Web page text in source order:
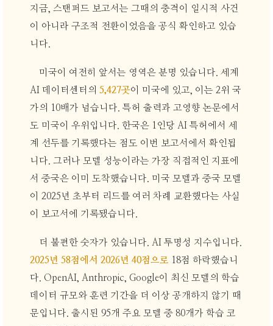
지금, 스탠퍼드 보고서는 그때의 충격이 일시적 사건
이 아니라 구조적 전환이었음을 공식 확인하고 있습
니다.
미국이 여전히 앞서는 영역은 분명 있습니다. 세계
AI 데이터센터의 5,427곳이 미국에 있고, 이는 2위 국
가의 10배가 넘습니다. 특허 출력과 고영향 논문에서
도 미국이 우위입니다. 한국은 1인당 AI 특허에서 세
계 선두를 기록했다는 점도 이번 보고서에서 확인됩
니다. 그러나 모델 성능이라는 가장 직접적인 지표에
서 중국은 이미 도착했습니다. 미국 모델과 중국 모델
이 2025년 초부터 리드를 여러 차례 교환했다는 사실
이 보고서에 기록됐습니다.
더 불편한 숫자가 있습니다. AI 투명성 지수입니다.
2025년 58점에서 2026년 40점으로 18점 하락했습니
다. OpenAI, Anthropic, Google이 최신 모델의 학습
데이터 규모와 훈련 기간을 더 이상 공개하지 않기 때
문입니다. 출시된 95개 주요 모델 중 80개가 학습 코